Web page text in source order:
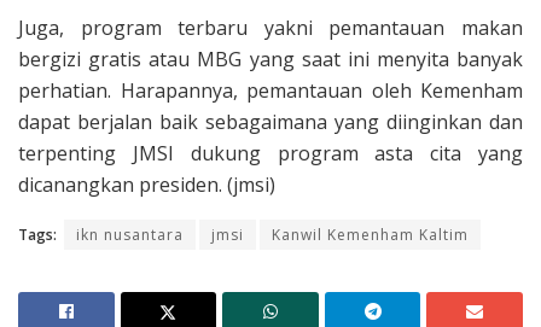
Juga, program terbaru yakni pemantauan makan
bergizi gratis atau MBG yang saat ini menyita banyak
perhatian. Harapannya, pemantauan oleh Kemenham
dapat berjalan baik sebagaimana yang diinginkan dan
terpenting JMSI dukung program asta cita yang
dicanangkan presiden. (jmsi)
Tags: ikn nusantara jmsi Kanwil Kemenham Kaltim